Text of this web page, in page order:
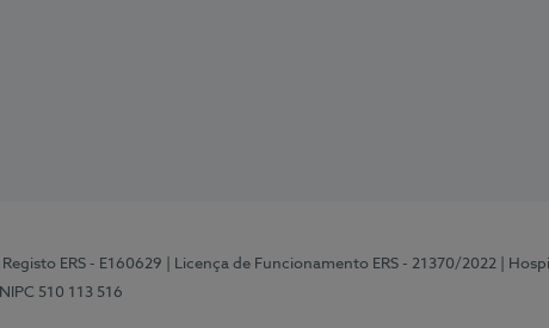
| Registo ERS - E160629 | Licença de Funcionamento ERS - 21370/2022 |
NIPC 510 113 516